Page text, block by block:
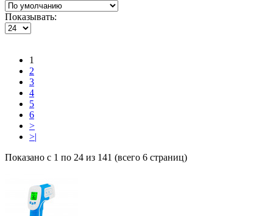
Показывать:
1
2
3
4
5
6
>
>|
Показано с 1 по 24 из 141 (всего 6 страниц)